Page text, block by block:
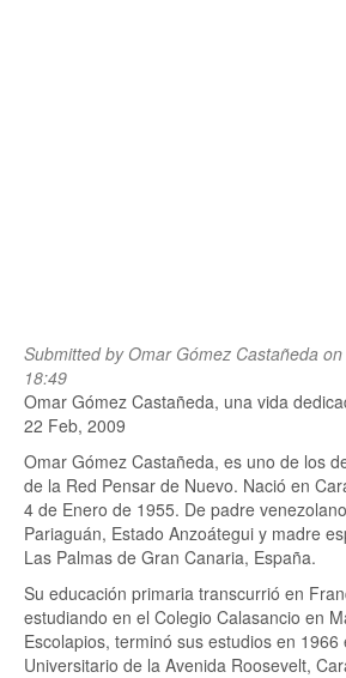
Submitted by Omar Gómez Castañeda
18:49
Omar Gómez Castañeda, una vida
22 Feb, 2009
Omar Gómez Castañeda, es uno de los
de la Red Pensar de Nuevo. Nació en
4 de Enero de 1955. De padre
Pariaguán, Estado Anzoátegui y madre
Las Palmas de Gran Canaria, España.
Su educación primaria transcurrió en
estudiando en el Colegio Calasancio en
Escolapios, terminó sus estudios en 1966
Universitario de la Avenida Roosevelt,